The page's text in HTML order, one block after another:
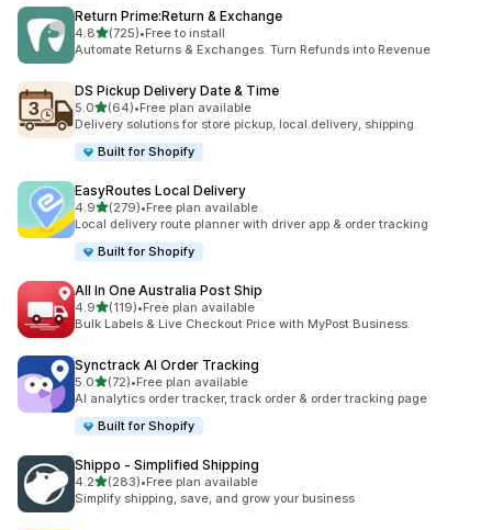
Return Prime:Return & Exchange
4.8เต็ม 5 ดาว
(725)
ทั้งหมด 725 รีวิว
•Free to install
Automate Returns & Exchanges. Turn Refunds into Revenue
DS Pickup Delivery Date & Time
5.0เต็ม 5 ดาว
(64)
ทั้งหมด 64 รีวิว
•Free plan available
Delivery solutions for store pickup, local delivery, shipping.
Built for Shopify
EasyRoutes Local Delivery
4.9เต็ม 5 ดาว
(279)
ทั้งหมด 279 รีวิว
•Free plan available
Local delivery route planner with driver app & order tracking
Built for Shopify
All In One Australia Post Ship
4.9เต็ม 5 ดาว
(119)
ทั้งหมด 119 รีวิว
•Free plan available
Bulk Labels & Live Checkout Price with MyPost Business.
Synctrack AI Order Tracking
5.0เต็ม 5 ดาว
(72)
ทั้งหมด 72 รีวิว
•Free plan available
AI analytics order tracker, track order & order tracking page
Built for Shopify
Shippo ‑ Simplified Shipping
4.2เต็ม 5 ดาว
(283)
ทั้งหมด 283 รีวิว
•Free plan available
Simplify shipping, save, and grow your business